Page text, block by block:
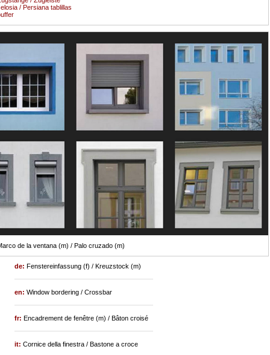
/ Persiana tablillas
de la ventana (m) / Palo cruzado (m)
de:Fenstereinfassung (f) / Kreuzstock (m)
en:Window bordering / Crossbar
fr:Encadrement de fenêtre (m) / Bâton croisé
it:Cornice della finestra / Bastone a croce